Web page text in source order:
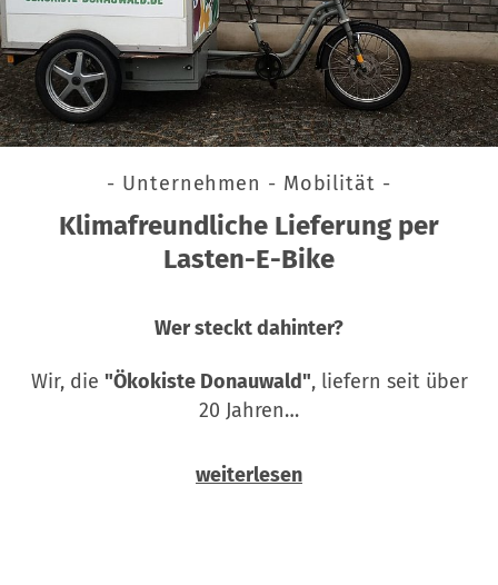
- Unternehmen - Mobilität -
Klimafreundliche Lieferung per
Lasten-E-Bike
Wer steckt dahinter?
Wir, die "Ökokiste Donauwald", liefern seit über
20 Jahren…
weiterlesen